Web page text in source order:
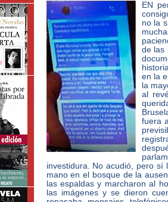
EN
no la
de las
en la
la
al
fuera
investidura. No acudió, pero
mano en el bosque de la
las espaldas y marcharon al
las imágenes y se dieron